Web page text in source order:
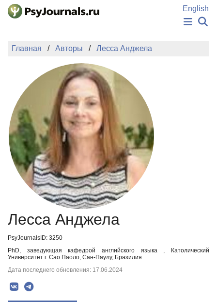
Перейти к основному содержанию
English
НОВОСТИ
АВТОРЫ
ПОДАТЬ РУКОПИСЬ
БАЗА ЗНАНИЙ
КЛЮЧЕВЫЕ СЛОВА
Регистрация
Главная Авторы Лесса Анджела
Лесса Анджела
PsyJournalsID: 3250
PhD, заведующая кафедрой английского языка , Католический
Университет г. Сао Паоло, Сан-Паулу, Бразилия
Дата последнего обновления: 17.06.2024